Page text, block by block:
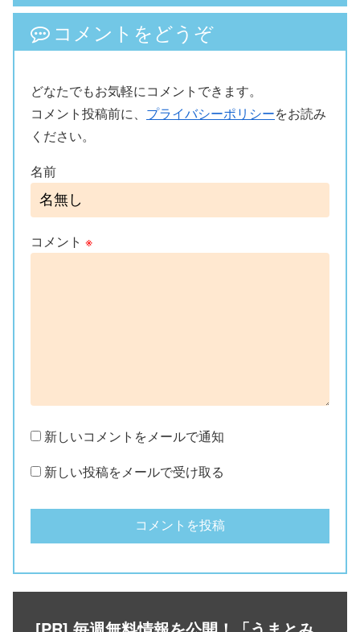
コメントをどうぞ
どなたでもお気軽にコメントできます。
コメント投稿前に、 プライバシーポリシーをお読み
ください。
名前
コメント ※
新しいコメントをメールで通知
新しい投稿をメールで受け取る